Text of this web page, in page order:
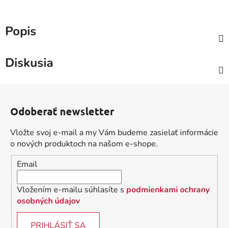
Popis
Diskusia
Odoberať newsletter
Vložte svoj e-mail a my Vám budeme zasielať informácie
o nových produktoch na našom e-shope.
Email
Vložením e-mailu súhlasíte s podmienkami ochrany
osobných údajov
PRIHLÁSIŤ SA